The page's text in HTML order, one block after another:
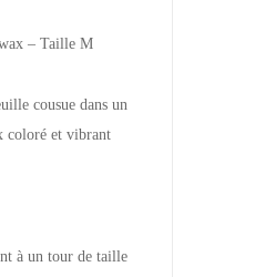
– Taille M
cousue dans un
coloré et vibrant
à un tour de taille